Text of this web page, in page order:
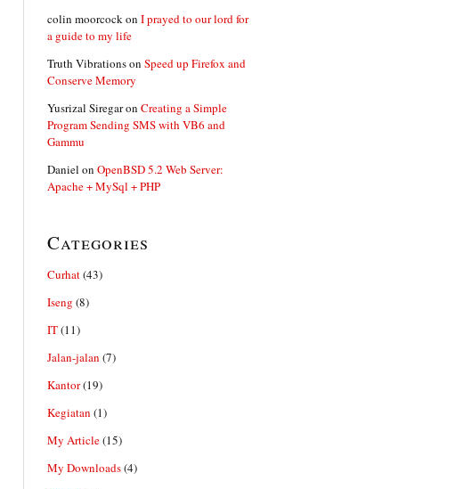
colin moorcockon I prayed to our lord for
a guide to my life
Truth Vibrationson Speed up Firefox and
Conserve Memory
Yusrizal Siregaron Creating a Simple
Program Sending SMS with VB6 and
Gammu
Daniel on OpenBSD 5.2 Web Server:
Apache + MySql + PHP
Categories
Curhat(43)
Iseng (8)
IT(11)
Jalan-jalan (7)
Kantor(19)
Kegiatan (1)
My Article(15)
My Downloads(4)